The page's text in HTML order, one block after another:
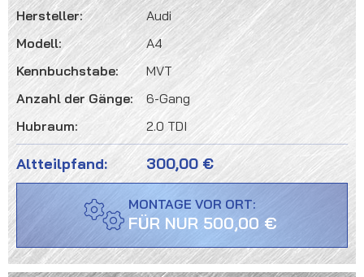
Hersteller:
Audi
Modell:
A4
Kennbuchstabe:
MVT
Anzahl der Gänge:
6-Gang
Hubraum:
2.0 TDI
Altteilpfand: 300,00 €
MONTAGE VOR ORT:
FÜR NUR 500,00 €